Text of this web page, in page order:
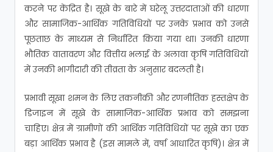
करने पर केंद्रित है।सूखे के बारे में घरेलू उत्तरदाताओं की धारणा
और सामाजिक-आर्थिक गतिविधियों पर उनके प्रभाव को उनसे
पूछताछ के माध्यम से निर्धारित किया गया था।उनकी धारणा
भौतिक वातावरण और वित्तीय भलाई के अलावा कृषि गतिविधियों
में उनकी भागीदारी की तीव्रता के अनुसार बदलती है।
प्रभावी सूखा शमन के लिए तकनीकी और रणनीतिक हस्तक्षेप के
डिजाइन में सूखे के सामाजिक-आर्थिक प्रभाव को समझना
चाहिए। क्षेत्र में ग्रामीणों की आर्थिक गतिविधियों पर सूखे का एक
बड़ा आर्थिक प्रभाव है (इस मामले में, वर्षा आधारित कृषि)। क्षेत्र में